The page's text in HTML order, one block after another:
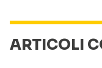
ARTICOLI